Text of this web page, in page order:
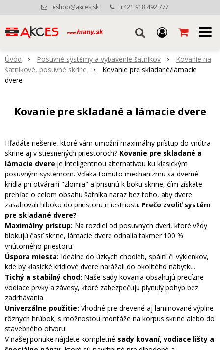
eshop@akces.sk +421 918 492 777
Úvod Posuvné systémy a vybavenie šatníkov
Kovanie na
šatníkové, posuvné skrine
Kovanie pre skladané/lámacie
dvere
Kovanie pre skladané a lámacie dvere
Hľadáte riešenie, ktoré vám umožní maximálny prístup do vnútra
skrine aj v stiesnených priestoroch? Kovanie pre skladané a
lámacie dvere je inteligentnou alternatívou ku klasickým
posuvným systémom. Vďaka tomuto mechanizmu sa dverné
krídla pri otváraní "zlomia" a prisunú k boku skrine, čím získate
prehľad o celom obsahu šatníka naraz bez toho, aby dvere
zasahovali hlboko do priestoru miestnosti. Prečo zvoliť systém
pre skladané dvere?
Maximálny prístup: Na rozdiel od posuvných dverí, ktoré vždy
blokujú časť skrine, lámacie dvere odhalia takmer 100 %
vnútorného priestoru.
Úspora miesta: Ideálne do úzkych chodieb, spální či výklenkov,
kde by klasické krídlové dvere narážali do okolitého nábytku.
Tichý a stabilný chod: Naše sady kovania obsahujú precízne
vodiace prvky a závesy, ktoré zabezpečujú plynulý pohyb bez
zadrhávania.
Univerzálne použitie: Vhodné pre drevené aj laminované výplne
rôznych hrúbok, s možnosťou montáže na korpus skrine alebo do
stavebného otvoru.
V našej ponuke nájdete kompletné sady kovaní, vodiace lišty a